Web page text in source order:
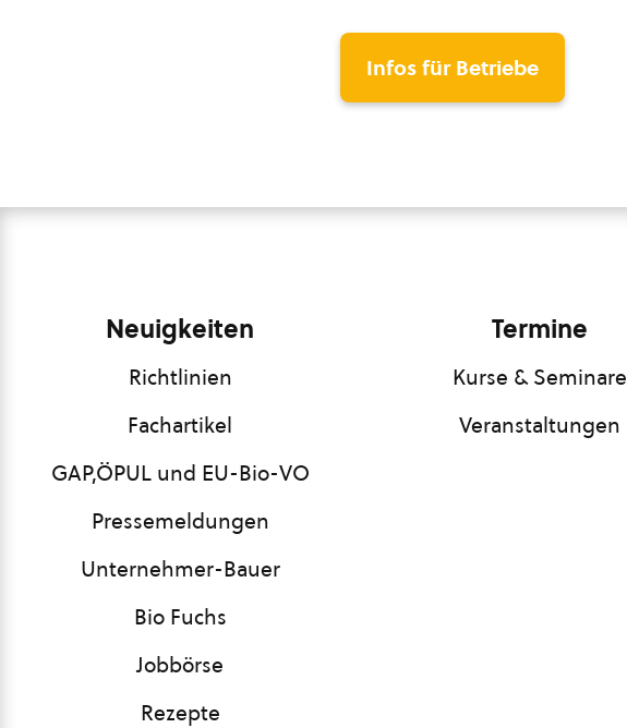
Infos für Betriebe
Neuigkeiten
Richtlinien
Fachartikel
GAP,ÖPUL und EU-Bio-VO
Pressemeldungen
Unternehmer-Bauer
Bio Fuchs
Jobbörse
Rezepte
Termine
Kurse & Seminare
Veranstaltungen